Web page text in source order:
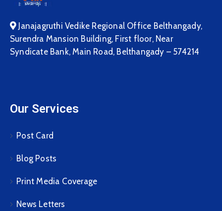
Janajagruthi Vedike Regional Office Belthangady,
Surendra Mansion Building, First floor, Near
Syndicate Bank, Main Road, Belthangady – 574214
Our Services
Post Card
Blog Posts
Print Media Coverage
News Letters